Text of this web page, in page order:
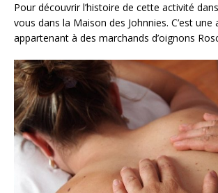
Pour découvrir l’histoire de cette activité
vous dans la Maison des Johnnies. C’est
appartenant à des marchands d’oignons